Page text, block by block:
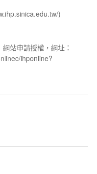
)
站申請授權，網址：
ihponline?